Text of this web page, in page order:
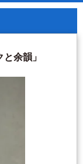
余韻」